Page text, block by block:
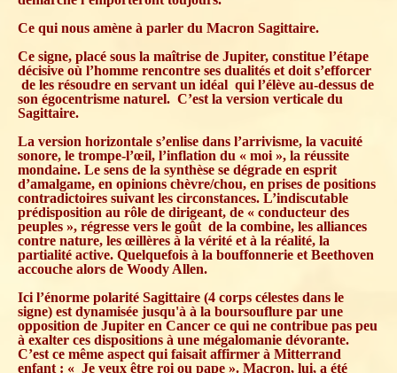
Ce qui nous amène à parler du Macron Sagittaire.
Ce signe, placé sous la maîtrise de Jupiter, constitue l’étape
décisive où l’homme rencontre ses dualités et doit s’efforcer
de les résoudre en servant un idéal qui l’élève au-dessus de
son égocentrisme naturel. C’est la version verticale du
Sagittaire.
La version horizontale s’enlise dans l’arrivisme, la vacuité
sonore, le trompe-l’œil, l’inflation du « moi », la réussite
mondaine. Le sens de la synthèse se dégrade en esprit
d’amalgame, en opinions chèvre/chou, en prises de positions
contradictoires suivant les circonstances. L’indiscutable
prédisposition au rôle de dirigeant, de « conducteur des
peuples », régresse vers le goût de la combine, les alliances
contre nature, les œillères à la vérité et à la réalité, la
partialité active. Quelquefois à la bouffonnerie et Beethoven
accouche alors de Woody Allen.
Ici l’énorme polarité Sagittaire (4 corps célestes dans le
signe) est dynamisée jusqu'à à la boursouflure par une
opposition de Jupiter en Cancer ce qui ne contribue pas peu
à exalter ces dispositions à une mégalomanie dévorante.
C’est ce même aspect qui faisait affirmer à Mitterrand
enfant : « Je veux être roi ou pape ». Macron, lui, a été